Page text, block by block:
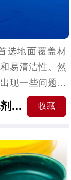
一文深入探讨环氧地坪消泡剂是什么？ 收藏
选地面覆盖材
易清洁性。然
现一些问题，
这一问题，环
？它们在哪些